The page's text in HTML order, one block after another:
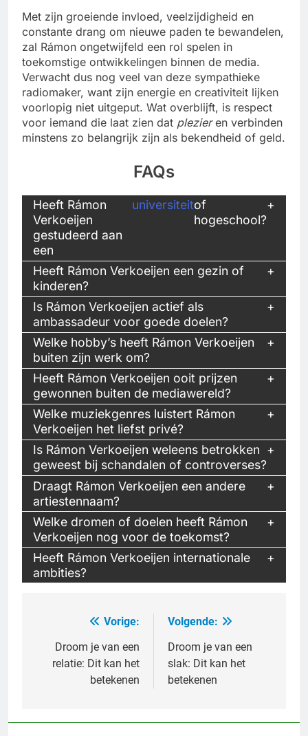
Met zijn groeiende invloed, veelzijdigheid en
constante drang om nieuwe paden te bewandelen,
zal Rámon ongetwijfeld een rol spelen in
toekomstige ontwikkelingen binnen de media.
Verwacht dus nog veel van deze sympathieke
radiomaker, want zijn energie en creativiteit lijken
voorlopig niet uitgeput. Wat overblijft, is respect
voor iemand die laat zien dat plezieren verbinden
minstens zo belangrijk zijn als bekendheid of geld.
FAQs
Heeft Rámon
Verkoeijen
gestudeerd aan
een
universiteitof
hogeschool?
Heeft Rámon Verkoeijen een gezin of
kinderen?
Is Rámon Verkoeijen actief als
ambassadeur voor goede doelen?
Welke hobby’s heeft Rámon Verkoeijen
buiten zijn werk om?
Heeft Rámon Verkoeijen ooit prijzen
gewonnen buiten de mediawereld?
Welke muziekgenres luistert Rámon
Verkoeijen het liefst privé?
Is Rámon Verkoeijen weleens betrokken
geweest bij schandalen of controverses?
Draagt Rámon Verkoeijen een andere
artiestennaam?
Welke dromen of doelen heeft Rámon
Verkoeijen nog voor de toekomst?
Heeft Rámon Verkoeijen internationale
ambities?
navigatie
Vorige:
Droom je van een
relatie: Dit kan het
betekenen
Volgende:
Droom je van een
slak: Dit kan het
betekenen